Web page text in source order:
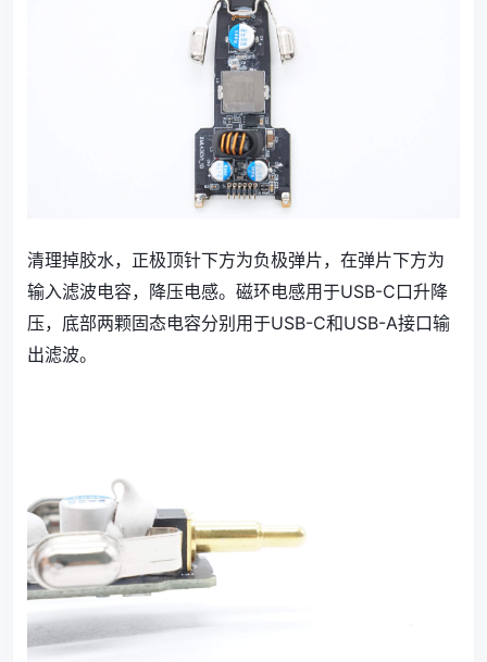
清理掉胶水，正极顶针下方为负极弹片，在弹片下方为
输入滤波电容，降压电感。磁环电感用于USB-C口升降
压，底部两颗固态电容分别用于USB-C和USB-A接口输
出滤波。